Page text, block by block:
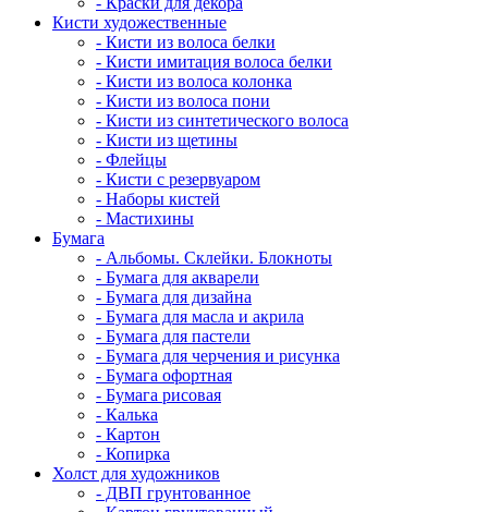
Кисти художественные
- Кисти из волоса белки
- Кисти имитация волоса белки
- Кисти из волоса колонка
- Кисти из волоса пони
- Кисти из синтетического волоса
- Кисти из щетины
- Флейцы
- Кисти с резервуаром
- Наборы кистей
- Мастихины
Бумага
- Альбомы. Склейки. Блокноты
- Бумага для акварели
- Бумага для дизайна
- Бумага для масла и акрила
- Бумага для пастели
- Бумага для черчения и рисунка
- Бумага офортная
- Бумага рисовая
- Калька
- Картон
- Копирка
Холст для художников
- ДВП грунтованное